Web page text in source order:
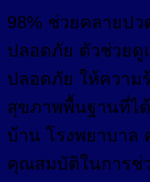
98% ช่วยคลายป
ปลอดภัย ตัวช่วยดู
ปลอดภัย ให้ความ
สุขภาพพื้นฐานที่ไ
บ้าน โรงพยาบาล
คุณสมบัติในการช่